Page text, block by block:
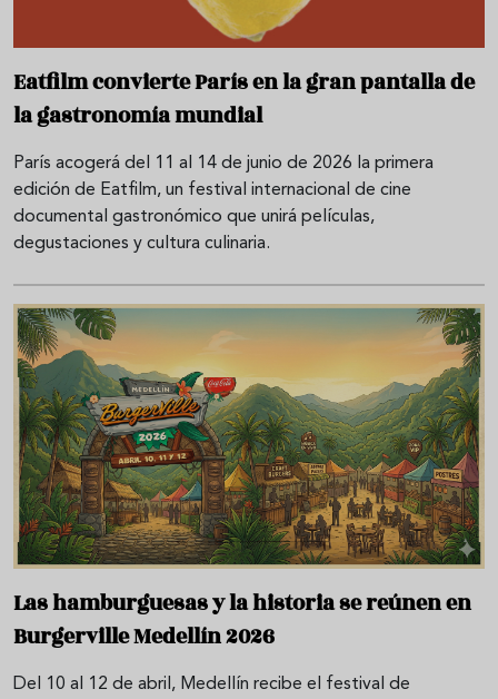
Eatfilm convierte París en la gran pantalla de
la gastronomía mundial
París acogerá del 11 al 14 de junio de 2026 la primera
edición de Eatfilm, un festival internacional de cine
documental gastronómico que unirá películas,
degustaciones y cultura culinaria.
Las hamburguesas y la historia se reúnen en
Burgerville Medellín 2026
Del 10 al 12 de abril, Medellín recibe el festival de